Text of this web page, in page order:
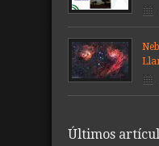
Últimos